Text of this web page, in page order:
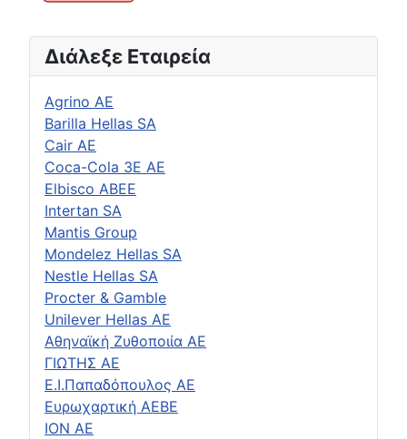
Διάλεξε Εταιρεία
Agrino AE
Barilla Hellas SA
Cair AE
Coca-Cola 3E AE
Elbisco ABEE
Intertan SA
Mantis Group
Mondelez Hellas SA
Nestle Hellas SA
Procter & Gamble
Unilever Hellas AE
Αθηναϊκή Ζυθοποιία ΑΕ
ΓΙΩΤΗΣ ΑΕ
Ε.Ι.Παπαδόπουλος ΑΕ
Ευρωχαρτική ΑΕΒΕ
ΙΟΝ ΑΕ